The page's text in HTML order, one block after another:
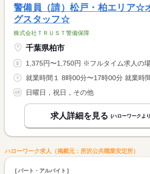
警備員（請）松戸・柏エリア☆
グスタッフ☆
株式会社ＴＲＵＳＴ警備保障
千葉県柏市
1,375円〜1,750円 ※フルタイム求人の場合は月額（換算額）、パート求人の場合
日曜日，祝日，その他
求人詳細を見る (ハローワークよ
ハローワーク求人（掲載元：所沢公共職業安定所）
パート・アルバイト